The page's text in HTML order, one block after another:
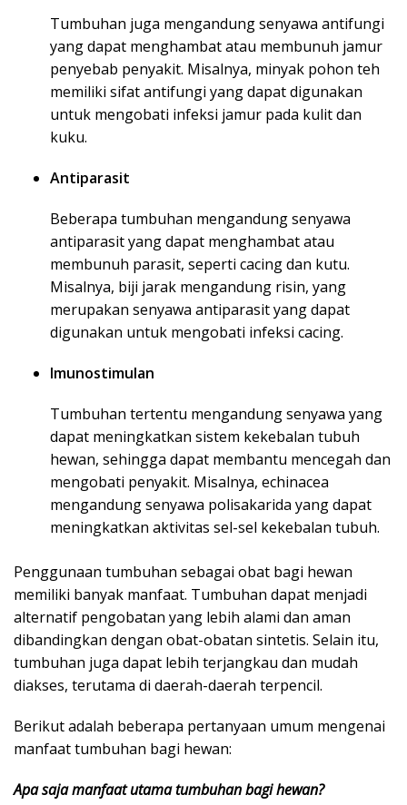
Tumbuhan juga mengandung senyawa antifungi
yang dapat menghambat atau membunuh jamur
penyebab penyakit. Misalnya, minyak pohon teh
memiliki sifat antifungi yang dapat digunakan
untuk mengobati infeksi jamur pada kulit dan
kuku.
Antiparasit
Beberapa tumbuhan mengandung senyawa
antiparasit yang dapat menghambat atau
membunuh parasit, seperti cacing dan kutu.
Misalnya, biji jarak mengandung risin, yang
merupakan senyawa antiparasit yang dapat
digunakan untuk mengobati infeksi cacing.
Imunostimulan
Tumbuhan tertentu mengandung senyawa yang
dapat meningkatkan sistem kekebalan tubuh
hewan, sehingga dapat membantu mencegah dan
mengobati penyakit. Misalnya, echinacea
mengandung senyawa polisakarida yang dapat
meningkatkan aktivitas sel-sel kekebalan tubuh.
Penggunaan tumbuhan sebagai obat bagi hewan
memiliki banyak manfaat. Tumbuhan dapat menjadi
alternatif pengobatan yang lebih alami dan aman
dibandingkan dengan obat-obatan sintetis. Selain itu,
tumbuhan juga dapat lebih terjangkau dan mudah
diakses, terutama di daerah-daerah terpencil.
Berikut adalah beberapa pertanyaan umum mengenai
manfaat tumbuhan bagi hewan:
Apa saja manfaat utama tumbuhan bagi hewan?